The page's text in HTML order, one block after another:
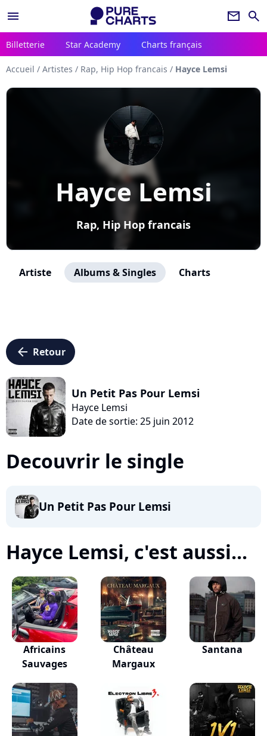
menu newsletter search
Billetterie Star Academy Charts français
Accueil / Artistes / Rap, Hip Hop francais / Hayce Lemsi
Hayce Lemsi
Rap, Hip Hop francais
Artiste Albums & Singles Charts
arrow_left Retour
Un Petit Pas Pour Lemsi
Hayce Lemsi
Date de sortie: 25 juin 2012
Decouvrir le single
Un Petit Pas Pour Lemsi
Hayce Lemsi, c'est aussi...
Africains
Sauvages
Château
Margaux
Santana